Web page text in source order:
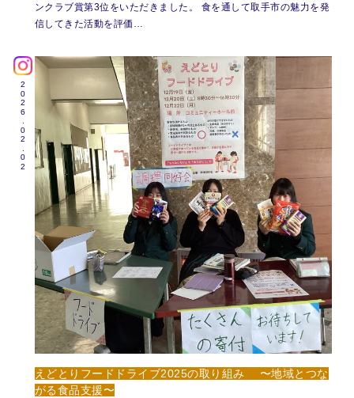
ンクラブ賞第3位をいただきました。 食を通して取手市の魅力を発
信してきた活動を評価…
2026.02.02
えどとりフードドライブ2025の取り組み 〜地域とつな
がる食品支援〜